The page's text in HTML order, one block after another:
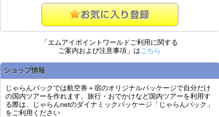
「エムアイポイントワールドご利用に関する
ご案内および注意事項」はこちら
ショップ情報
じゃらんパックでは航空券＋宿のオリジナルパッケージで自分だけ
の国内ツアーを作れます。旅行・おでかけなど国内ツアーを利用す
る際は、じゃらんnetのダイナミックパッケージ「じゃらんパック」
をご利用ください